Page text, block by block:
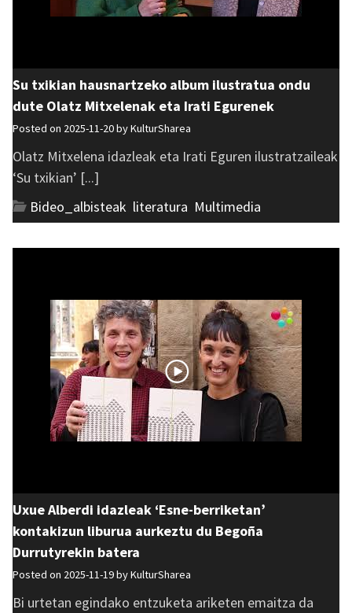
Su txikian hausnartzeko album ilustratua ondu
dute Olatz Mitxelenak eta Irati Egurenek
Posted on 2025-11-20 byKulturSharea
Olatz Mitxelena idazleak eta Irati Eguren ilustratzaileak
‘Su txikian’ [...]
Bideo_albisteak literatura Multimedia
Uxue Alberdi idazleak ‘Esne-berriketan’
kontakizun liburua aurkeztu du Begoña
Durrutyrekin batera
Posted on 2025-11-19 byKulturSharea
Bi urtetan egindako entzuketa ariketen emaitza da